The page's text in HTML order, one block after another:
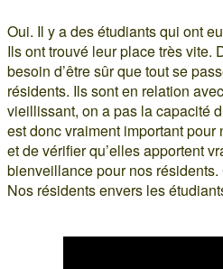
Oui. Il y a des étudiants qui ont
Ils ont trouvé leur place très vite.
besoin d’être sûr que tout se
résidents. Ils sont en relation
vieillissant, on a pas la capacité
est donc vraiment important
et de vérifier qu’elles apportent
bienveillance pour nos résidents.
Nos résidents envers les